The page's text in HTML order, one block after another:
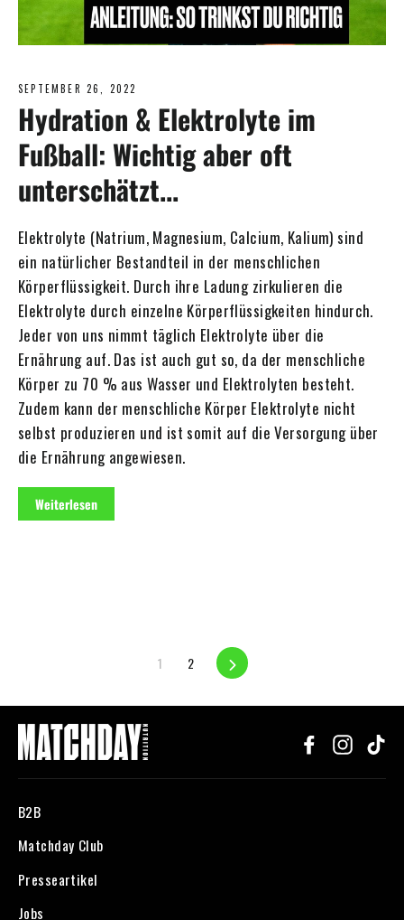
SEPTEMBER 26, 2022
Hydration & Elektrolyte im
Fußball: Wichtig aber oft
unterschätzt...
Elektrolyte (Natrium, Magnesium, Calcium, Kalium) sind
ein natürlicher Bestandteil in der menschlichen
Körperflüssigkeit. Durch ihre Ladung zirkulieren die
Elektrolyte durch einzelne Körperflüssigkeiten hindurch.
Jeder von uns nimmt täglich Elektrolyte über die
Ernährung auf. Das ist auch gut so, da der menschliche
Körper zu 70 % aus Wasser und Elektrolyten besteht.
Zudem kann der menschliche Körper Elektrolyte nicht
selbst produzieren und ist somit auf die Versorgung über
die Ernährung angewiesen.
Weiterlesen
1 2 Vorwärts
Facebook
B2B
Matchday Club
Presseartikel
Jobs